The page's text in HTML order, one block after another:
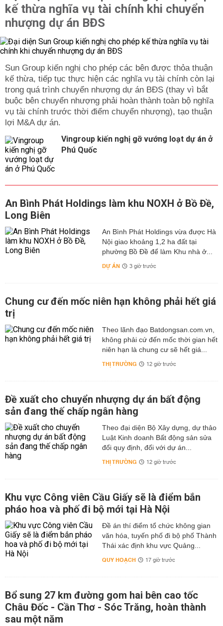
kế thừa nghĩa vụ tài chính khi chuyển
nhượng dự án BĐS
Sun Group kiến nghị cho phép các bên được thỏa thuận
kế thừa, tiếp tục thực hiện các nghĩa vụ tài chính còn lại
trong quá trình chuyển nhượng dự án BĐS (thay vì bắt
buộc bên chuyển nhượng phải hoàn thành toàn bộ nghĩa
vụ tài chính trước thời điểm chuyển nhượng), tạo thuận
lợi M&A dự án.
Vingroup kiến nghị gỡ vướng loạt dự án ở
Phú Quốc
An Bình Phát Holdings làm khu NOXH ở Bồ Đề,
Long Biên
An Bình Phát Holdings vừa được Hà
Nội giao khoảng 1,2 ha đất tại
phường Bồ Đề để làm Khu nhà ở...
DỰ ÁN 3 giờ trước
Chung cư đến mốc niên hạn không phải hết giá
trị
Theo lãnh đạo Batdongsan.com.vn,
không phải cứ đến mốc thời gian hết
niên hạn là chung cư sẽ hết giá...
THỊ TRƯỜNG 12 giờ trước
Đề xuất cho chuyển nhượng dự án bất động
sản đang thế chấp ngân hàng
Theo đại diện Bộ Xây dựng, dự thảo
Luật Kinh doanh Bất động sản sửa
đổi quy định, đối với dự án...
THỊ TRƯỜNG 12 giờ trước
Khu vực Công viên Cầu Giấy sẽ là điểm bắn
pháo hoa và phố đi bộ mới tại Hà Nội
Đề án thí điểm tổ chức không gian
văn hóa, tuyến phố đi bộ phố Thành
Thái xác định khu vực Quảng...
QUY HOẠCH 17 giờ trước
Bổ sung 27 km đường gom hai bên cao tốc
Châu Đốc - Cần Thơ - Sóc Trăng, hoàn thành
sau một năm